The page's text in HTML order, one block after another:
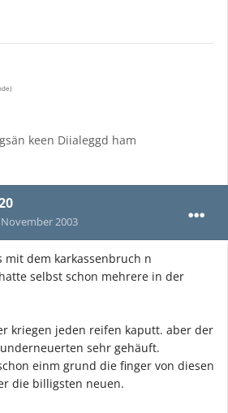
keen Diialeggd ham
2003
mit dem karkassenbruch n
selbst schon mehrere in der
kriegen jeden reifen kaputt. aber der
sehr gehäuft.
einm grund die finger von diesen
die billigsten neuen.